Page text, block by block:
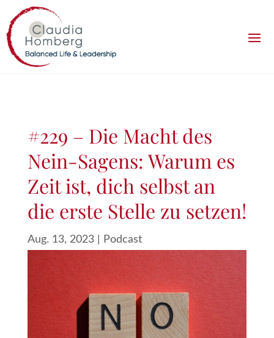
#229 – Die Macht des
Nein-Sagens: Warum es
Zeit ist, dich selbst an
die erste Stelle zu setzen!
Aug. 13, 2023| Podcast